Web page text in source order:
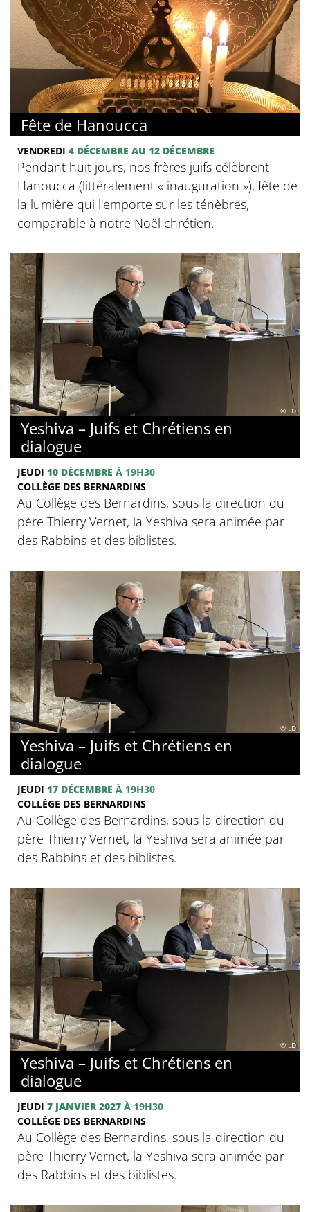
© LD
Fête de Hanoucca
VENDREDI 4 DÉCEMBRE AU 12 DÉCEMBRE
Pendant huit jours, nos frères juifs célèbrent
Hanoucca (littéralement « inauguration »), fête de
la lumière qui l'emporte sur les ténèbres,
comparable à notre Noël chrétien.
© LD
Yeshiva – Juifs et Chrétiens en
dialogue
JEUDI 10 DÉCEMBRE À 19H30
COLLÈGE DES BERNARDINS
Au Collège des Bernardins, sous la direction du
père Thierry Vernet, la Yeshiva sera animée par
des Rabbins et des biblistes.
© LD
Yeshiva – Juifs et Chrétiens en
dialogue
JEUDI 17 DÉCEMBRE À 19H30
COLLÈGE DES BERNARDINS
Au Collège des Bernardins, sous la direction du
père Thierry Vernet, la Yeshiva sera animée par
des Rabbins et des biblistes.
© LD
Yeshiva – Juifs et Chrétiens en
dialogue
JEUDI 7 JANVIER 2027 À 19H30
COLLÈGE DES BERNARDINS
Au Collège des Bernardins, sous la direction du
père Thierry Vernet, la Yeshiva sera animée par
des Rabbins et des biblistes.